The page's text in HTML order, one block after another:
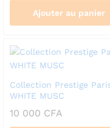
Ajouter au panier
Collection Prestige
WHITE MUSC
10 000 CFA